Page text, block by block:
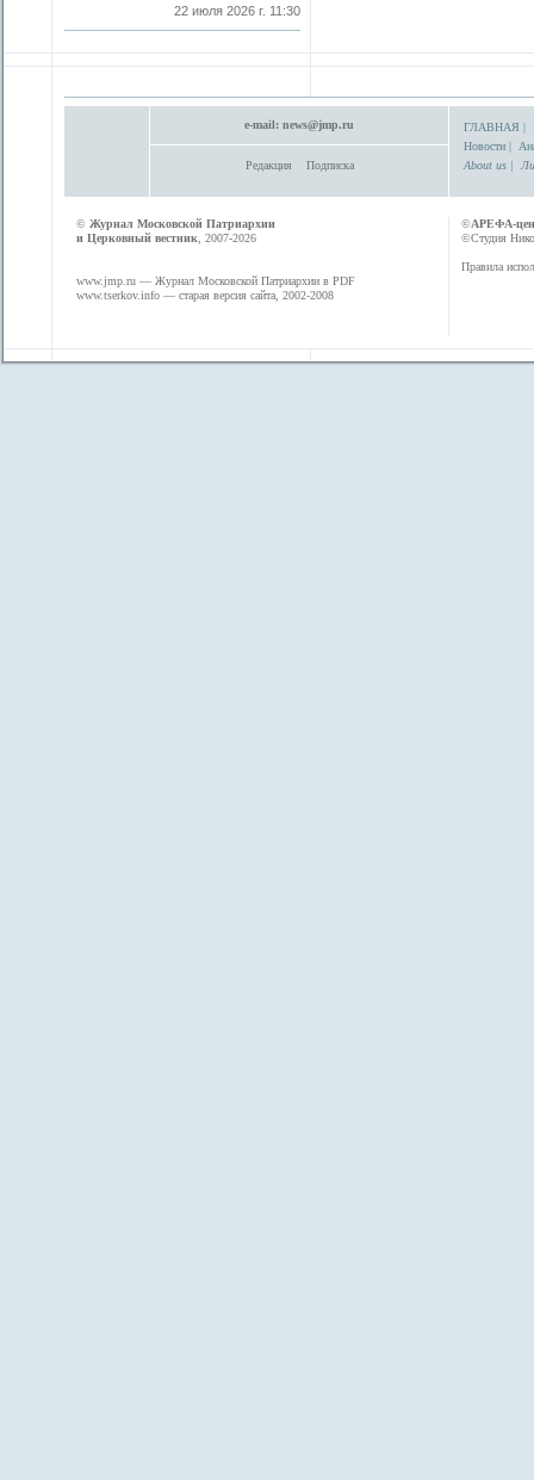
22 июля 2026 г. 11:30
e-mail: news@jmp.ru
Редакция Подписка
ГЛАВНАЯ |
Новости |
About us |
© Журнал Московской Патриархии
и Церковный вестник , 2007-2026
www.jmp.ru — Журнал Московской Патриархии в PDF
www.tserkov.info — старая версия сайта, 2002-2008
©АРЕФА-
©Студия
Правила